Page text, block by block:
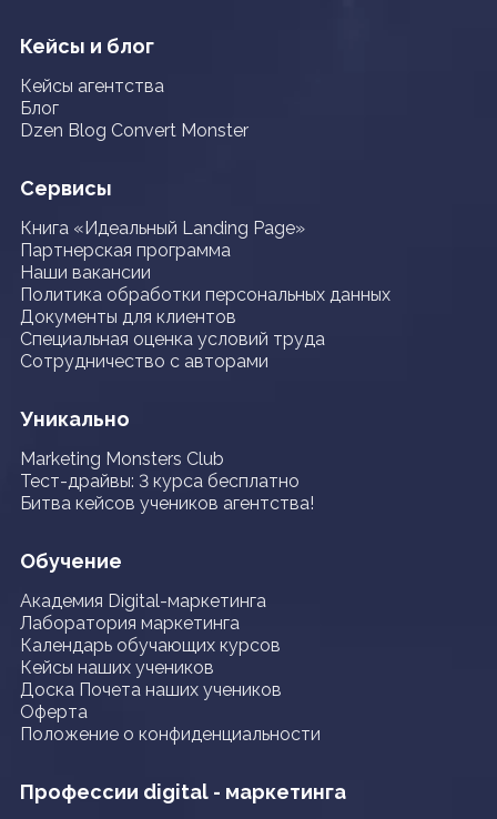
Кейсы и блог
Кейсы агентства
Блог
Dzen Blog Convert Monster
Сервисы
Книга «Идеальный Landing Page»
Партнерская программа
Наши вакансии
Политика обработки персональных данных
Документы для клиентов
Специальная оценка условий труда
Сотрудничество с авторами
Уникально
Marketing Monsters Club
Тест-драйвы: 3 курса бесплатно
Битва кейсов учеников агентства!
Обучение
Академия Digital-маркетинга
Лаборатория маркетинга
Календарь обучающих курсов
Кейсы наших учеников
Доска Почета наших учеников
Оферта
Положение о конфиденциальности
Профессии digital - маркетинга